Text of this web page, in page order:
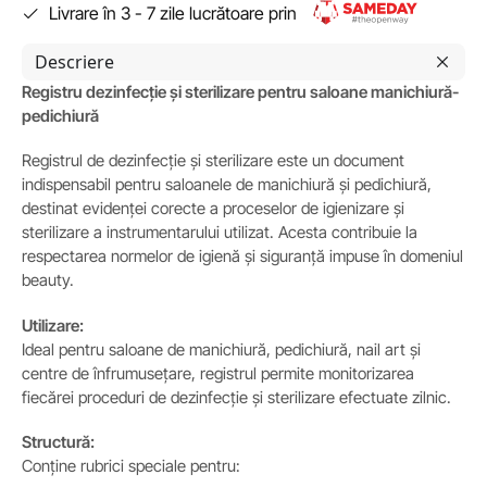
Livrare în 3 - 7 zile lucrătoare prin
Descriere
Registru dezinfecție și sterilizare pentru saloane manichiură-
pedichiură
Registrul de dezinfecție și sterilizare este un document
indispensabil pentru saloanele de manichiură și pedichiură,
destinat evidenței corecte a proceselor de igienizare și
sterilizare a instrumentarului utilizat. Acesta contribuie la
respectarea normelor de igienă și siguranță impuse în domeniul
beauty.
Utilizare:
Ideal pentru saloane de manichiură, pedichiură, nail art și
centre de înfrumusețare, registrul permite monitorizarea
fiecărei proceduri de dezinfecție și sterilizare efectuate zilnic.
Structură:
Conține rubrici speciale pentru: